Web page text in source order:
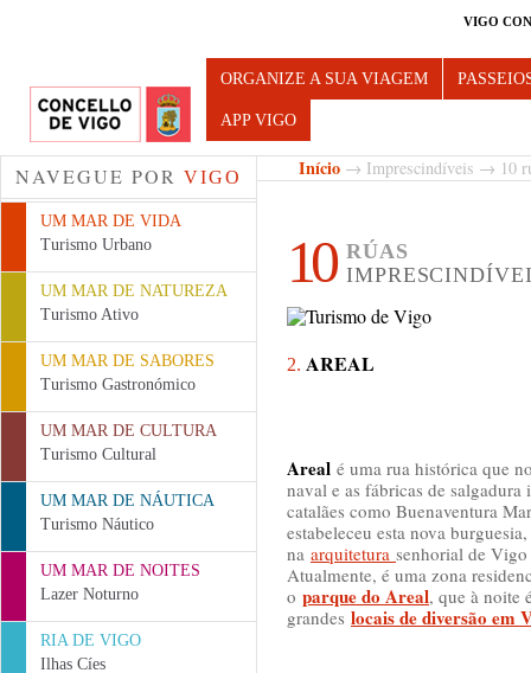
VIGO
Turismo de Vigo
ORGANIZE A SUA VIAGEM
APP VIGO
NAVEGUE POR VIGO
UM MAR DE VIDA
Turismo Urbano
UM MAR DE NATUREZA
Turismo Ativo
UM MAR DE SABORES
Turismo Gastronómico
UM MAR DE CULTURA
Turismo Cultural
UM MAR DE NÁUTICA
Turismo Náutico
UM MAR DE NOITES
Lazer Noturno
RIA DE VIGO
Ilhas Cíes
Início → Imprescindíveis → 10
10 RÚAS
2. AREAL
Areal é uma rua histórica que
naval e as fábricas de
catalães como Buenaventura
estabeleceu esta nova
na arquitetura senhorial de
Atualmente, é uma zona
o parque do Areal, que à noite
grandes locais de diversão em